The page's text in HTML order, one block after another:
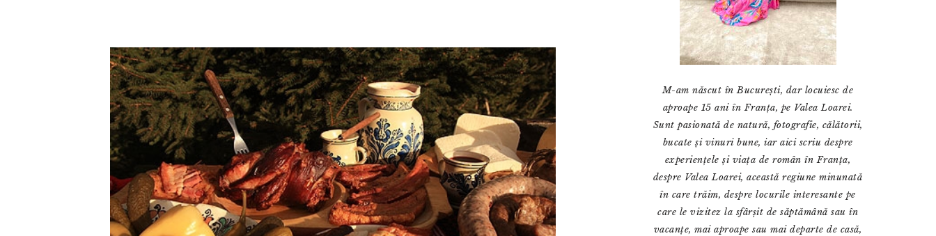
M-am născut în București, dar locuiesc de
aproape 15 ani în Franța, pe Valea Loarei.
Sunt pasionată de natură, fotografie, călătorii,
bucate și vinuri bune, iar aici scriu despre
experiențele și viața de român în Franța,
despre Valea Loarei, această regiune minunată
în care trăim, despre locurile interesante pe
care le vizitez la sfârșit de săptămână sau în
vacanțe, mai aproape sau mai departe de casă,